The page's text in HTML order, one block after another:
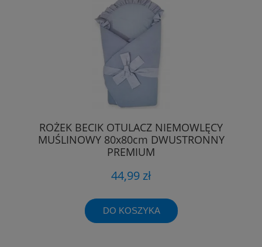
ROŻEK BECIK OTULACZ NIEMOWLĘCY
MUŚLINOWY 80x80cm DWUSTRONNY
PREMIUM
44,99 zł
DO KOSZYKA